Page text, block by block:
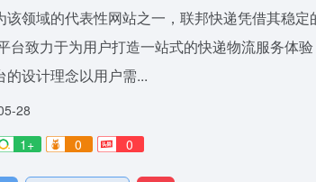
该领域的代表性网站之一，联邦快递凭借其稳
台致力于为用户打造一站式的快递物流服务体
的设计理念以用户需...
28
1+ 0 0